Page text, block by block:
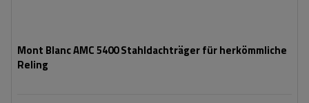
Mont Blanc AMC 5400 Stahldachträger für herkömmliche
Reling